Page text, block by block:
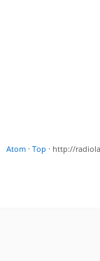
Atom · Top · http://